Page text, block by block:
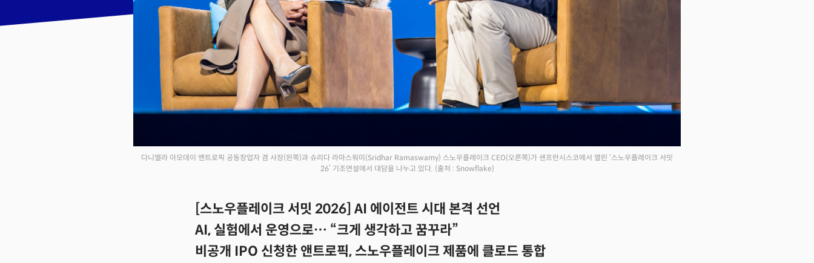
다니엘라 아모데이 앤트로픽 공동창업자 겸 사장(왼쪽)과 슈리다 라마스워미(Sridhar Ramaswamy) 스노우플레이크 CEO(오른쪽)가 샌프란시스코에서 열린 ‘스노우플레이크 서밋
26’ 기조연설에서 대담을 나누고 있다. (출처 : Snowflake)
[스노우플레이크 서밋 2026] AI 에이전트 시대 본격 선언
AI, 실험에서 운영으로… “크게 생각하고 꿈꾸라”
비공개 IPO 신청한 앤트로픽, 스노우플레이크 제품에 클로드 통합